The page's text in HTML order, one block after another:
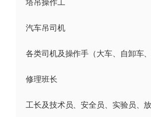
塔吊操作工
汽车吊司机
各类司机及操作手（大车、自卸车
修理班长
工长及技术员、安全员、实验员、